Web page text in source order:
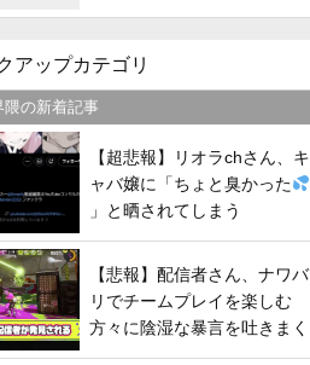
しまう
アップカテゴリ
隈の新着記事
【超悲報】リオラchさん、キ
ャバ嬢に「ちょと臭かった
」と晒されてしまう
【悲報】配信者さん、ナワバ
リでチームプレイを楽しむ
方々に陰湿な暴言を吐きまく
ってしまう